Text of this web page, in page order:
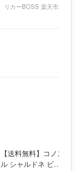
リカーBOSS 楽天市場
【送料無料】コノス
ル シャルドネ ビシ